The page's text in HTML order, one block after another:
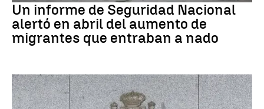
Un informe de Seguridad Nacional
alertó en abril del aumento de
migrantes que entraban a nado